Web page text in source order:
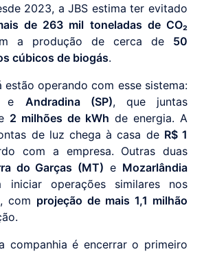
2023, a JBS estima ter evitado
de 263 mil toneladas de CO₂
a produção de cerca de 50
cúbicos de biogás.
estão operando com esse sistema:
e Andradina (SP), que juntas
2 milhões de kWh de energia. A
de luz chega à casa de R$ 1
com a empresa. Outras duas
do Garças (MT) e Mozarlândia
operações similares nos
com projeção de mais 1,1 milhão
companhia é encerrar o primeiro